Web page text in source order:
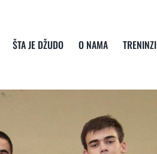
ŠTA JE DŽUDO O NAMA TRENINZI